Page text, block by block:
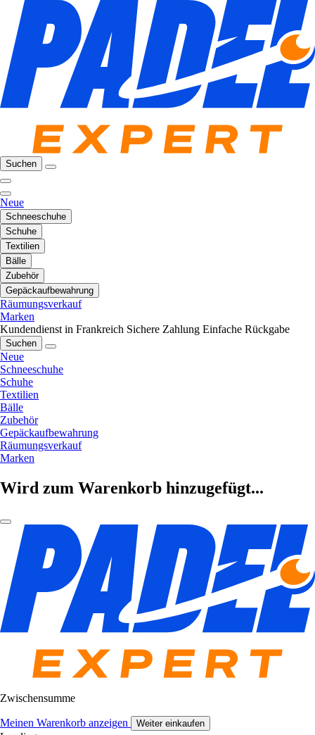
Suchen
Neue
Schneeschuhe
Schuhe
Textilien
Bälle
Zubehör
Gepäckaufbewahrung
Räumungsverkauf
Marken
Kundendienst in Frankreich Sichere Zahlung Einfache Rückgabe
Suchen
Neue
Schneeschuhe
Schuhe
Textilien
Bälle
Zubehör
Gepäckaufbewahrung
Räumungsverkauf
Marken
Wird zum Warenkorb hinzugefügt...
Zwischensumme
Meinen Warenkorb anzeigen Weiter einkaufen